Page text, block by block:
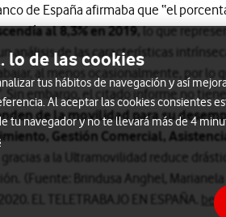
de España afirmaba que “el
al 8,3% en 2019,lo que
análisis de las características
al menos ocasionalmente, por lo
embargo, el citado informe no
de la movilidad para su
Gestión Comercial,
a la Ultramovilidad reduce
(Fuente: Brindusa Anghel,
EL TELETRABAJO EN ESPAÑA.
lo de las cookies
tus hábitos de navegación y así
Al aceptar las cookies consientes
navegador y no te llevará más de 4